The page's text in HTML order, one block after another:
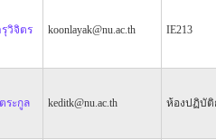
วิจิตร koonlayak@nu.ac.th IE213
ระกูล keditk@nu.ac.th ห้องปฏิบัติ